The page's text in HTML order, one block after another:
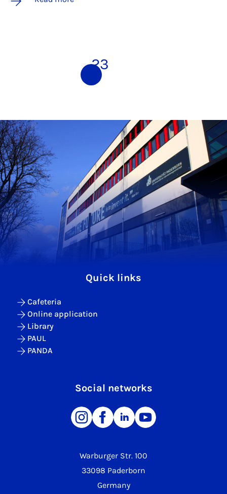
1 23
Warburger Str. 100
33098 Paderborn
Germany
Quick links
Cafeteria
Online application
Library
PAUL
PANDA
Social networks